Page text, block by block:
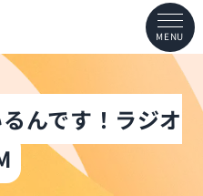
MENU
んです！ラジオ